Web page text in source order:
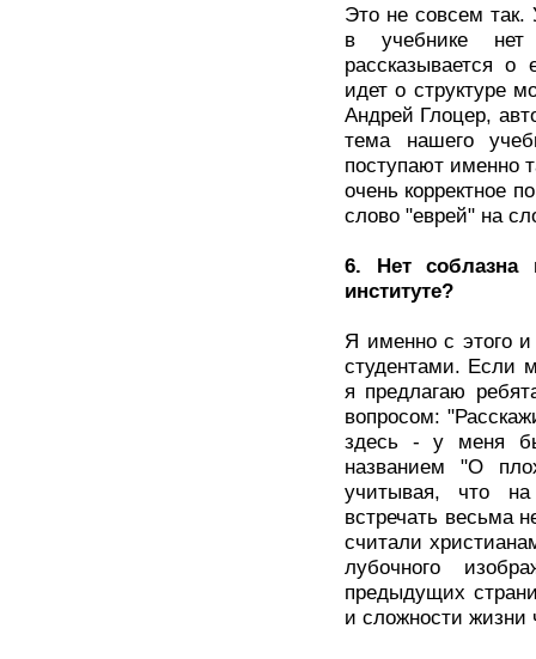
Это не совсем так.
в учебнике
рассказывается о
идет о структуре
Андрей Глоцер,
тема нашего
поступают именно
очень корректное
слово "еврей" на
6. Нет соблазна
институте?
Я именно с этого
студентами. Если
я предлагаю
вопросом:
здесь - у меня
названием "О
учитывая, что
встречать весьма
считали
лубочного
предыдущих
и сложности жизни